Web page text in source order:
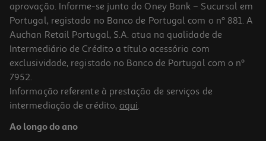
aprovação. Informe-se junto do Oney Bank – Sucursal em
Portugal, registado no Banco de Portugal com o nº 881. A
Auchan Retail Portugal, S.A. atua na qualidade de
Intermediário de Crédito a título acessório com
exclusividade, registado no Banco de Portugal com o nº
7952.
Informação referente à prestação de serviços de
intermediação de crédito, aqui.
Ao longo do ano